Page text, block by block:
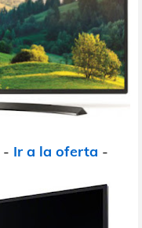
- Ir a la oferta -